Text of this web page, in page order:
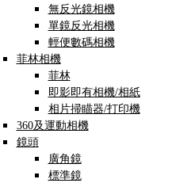
無反光鏡相機
單鏡反光相機
輕便數碼相機
菲林相機
菲林
即影即有相機/相紙
相片掃瞄器/打印機
360及運動相機
鏡頭
廣角鏡
標準鏡